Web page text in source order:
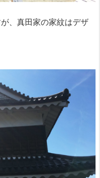
、真田家の家紋はデザ